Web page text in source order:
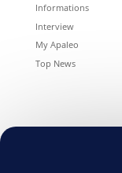
Informations
Interview
My Apaleo
Top News